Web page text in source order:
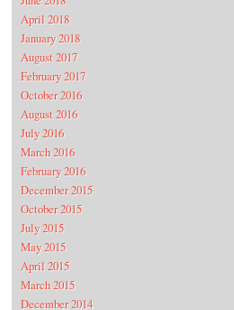
April 2018
January 2018
August 2017
February 2017
October 2016
August 2016
July 2016
March 2016
February 2016
December 2015
October 2015
July 2015
May 2015
April 2015
March 2015
December 2014